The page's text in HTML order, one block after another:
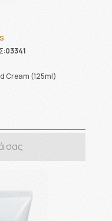
03341
Cream (125ml)
σας